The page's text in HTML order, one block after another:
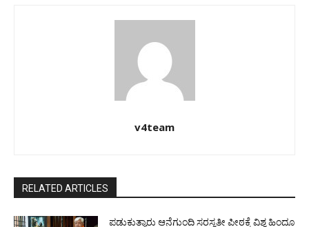
v4team
RELATED ARTICLES
ಪಡುಕುತ್ಯಾರು ಆನೆಗುಂದಿ ಸರಸ್ವತೀ ಪೀಠಕ್ಕೆ ವಿಶ್ವ ಹಿಂದೂ